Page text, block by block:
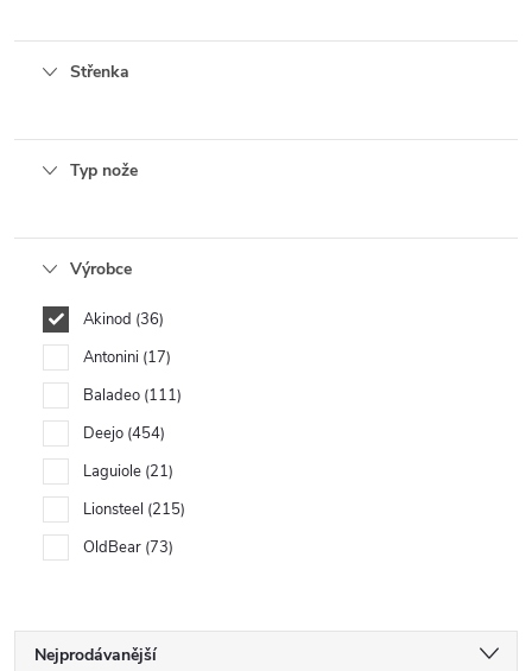
Střenka
Typ nože
Výrobce
Akinod 36
Antonini 17
Baladeo 111
Deejo 454
Laguiole 21
Lionsteel 215
OldBear 73
Nejprodávanější